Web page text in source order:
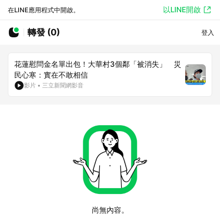
在LINE應用程式中開啟。 以LINE開啟
轉發 (0) 登入
花蓮慰問金名單出包！大華村3個鄰「被消失」 災
民心寒：實在不敢相信
影片 • 三立新聞網影音
尚無內容。